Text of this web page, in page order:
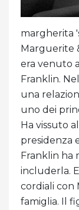
margherita
Marguerite
era venuto
Franklin.
una
uno dei
Ha vissuto
presidenza
Franklin ha
includerla.
cordiali con
famiglia. Il